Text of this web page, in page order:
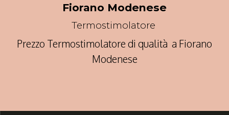
Fiorano Modenese
Termostimolatore
Prezzo Termostimolatore di qualità a Fiorano
Modenese